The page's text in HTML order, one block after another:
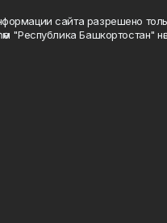
сайта разрешено
"Республика Башкортостан"